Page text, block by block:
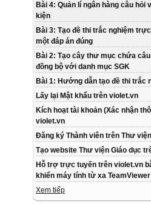
Bài 4: Quản lí ngân hàng câu hỏi
kiện
Bài 3: Tạo đề thi trắc nghiệm
một đáp án đúng
Bài 2: Tạo cây thư mục chứa
đồng bộ với danh mục SGK
Bài 1: Hướng dẫn tạo đề thi trắc
Lấy lại Mật khẩu trên violet.vn
Kích hoạt tài khoản (Xác nhận
violet.vn
Đăng ký Thành viên trên Thư
Tạo website Thư viện Giáo dục
Hỗ trợ trực tuyến trên violet.vn
khiển máy tính từ xa TeamViewer
Xem tiếp